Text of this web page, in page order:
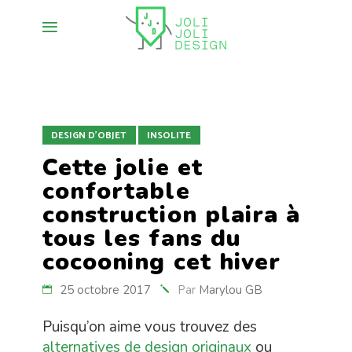
DESIGN D'OBJET INSOLITE
Cette jolie et
confortable
construction plaira à
tous les fans du
cocooning cet hiver
25 octobre 2017 Par Marylou GB
Puisqu’on aime vous trouvez des
alternatives de design originaux ou